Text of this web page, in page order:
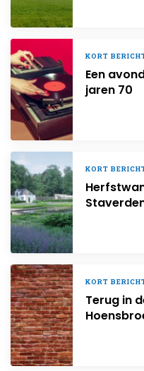
KORT
Een
jaren 70
KORT
KORT
Terug in